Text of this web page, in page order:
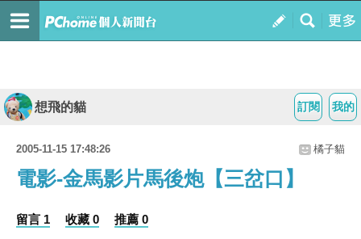
我的
訂閱
想飛的貓
2005-11-15 17:48:26 橘子貓
電影-金馬影片馬後炮【三岔口】
留言 1 收藏 0 推薦 0